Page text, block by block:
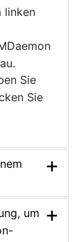
Sie
Sie
um